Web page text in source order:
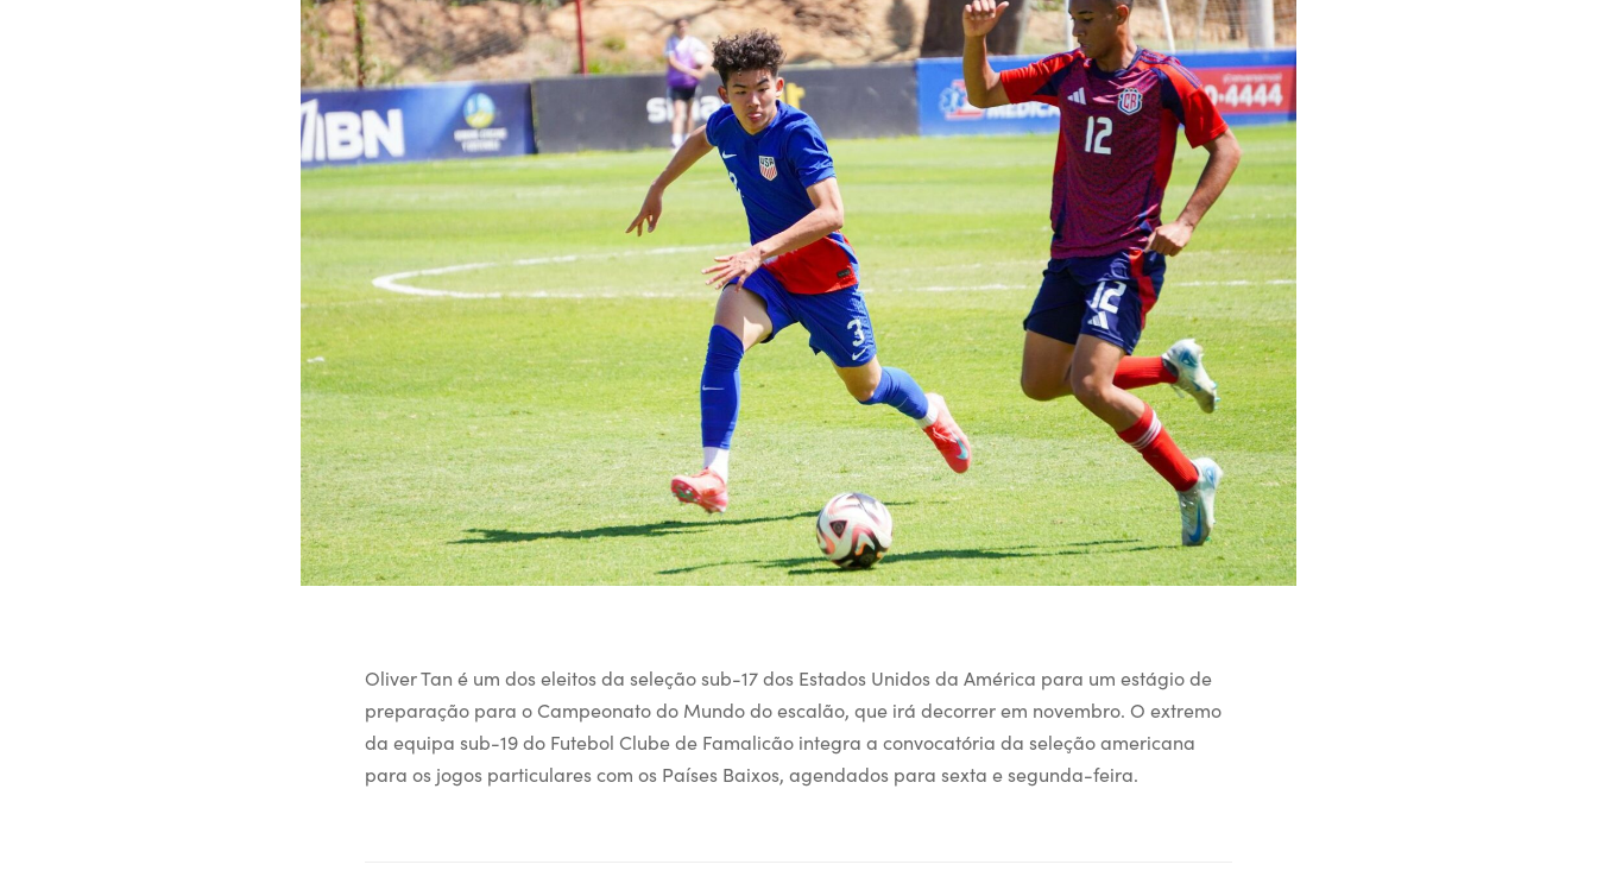
Oliver Tan é um dos eleitos da seleção sub-17 dos Estados Unidos da América para um estágio de
preparação para o Campeonato do Mundo do escalão, que irá decorrer em novembro. O extremo
da equipa sub-19 do Futebol Clube de Famalicão integra a convocatória da seleção americana
para os jogos particulares com os Países Baixos, agendados para sexta e segunda-feira.